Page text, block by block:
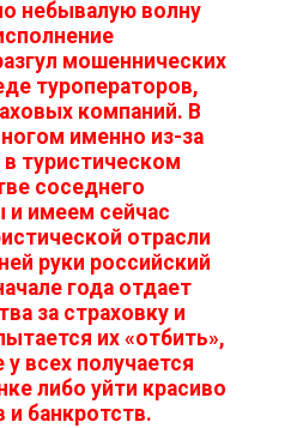
небывалую волну
мошеннических
туроператоров,
компаний. В
именно из-за
туристическом
соседнего
и имеем сейчас
отрасли
руки российский
года отдает
за страховку и
их «отбить»,
у всех получается
либо уйти красиво
и банкротств.